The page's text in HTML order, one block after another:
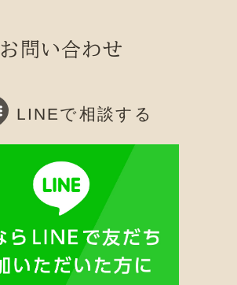
お問い合わせ
LINEで相談する